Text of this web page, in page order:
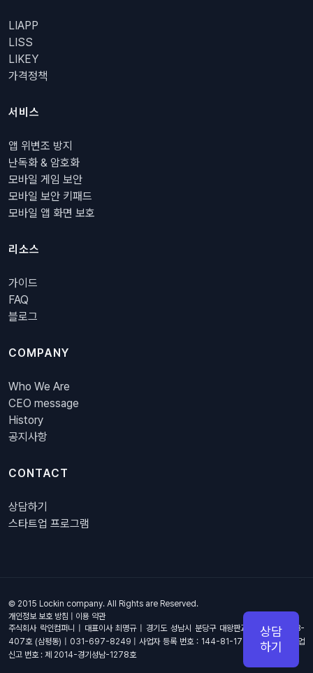
LIAPP
LISS
LIKEY
가격정책
서비스
앱 위변조 방지
난독화 & 암호화
모바일 게임 보안
모바일 보안 키패드
모바일 앱 화면 보호
리소스
가이드
FAQ
블로그
COMPANY
Who We Are
CEO message
History
공지사항
CONTACT
상담하기
스타트업 프로그램
© 2015 Lockin company. All Rights are Reserved.
개인정보 보호 방침
이용 약관
주식회사 락인컴퍼니 | 대표이사 최명규 | 경기도 성남시 분당구 대왕판교로 670, 4층 B-
407호 (삼평동) | 031-697-8249 | 사업자 등록 번호 : 144-81-17703 | 통신 판매업
신고 번호 : 제 2014-경기성남-1278호
상담
하기